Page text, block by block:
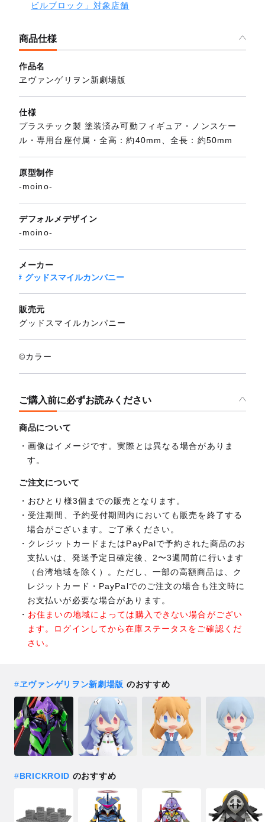
ビルブロック」対象店舗
商品仕様
作品名
ヱヴァンゲリヲン新劇場版
仕様
プラスチック製 塗装済み可動フィギュア・ノンスケー
ル・専用台座付属・全高：約40mm、全長：約50mm
原型制作
-moino-
デフォルメデザイン
-moino-
メーカー
グッドスマイルカンパニー
販売元
グッドスマイルカンパニー
©カラー
ご購入前に必ずお読みください
商品について
画像はイメージです。実際とは異なる場合がありま
す。
ご注文について
おひとり様3個までの販売となります。
受注期間、予約受付期間内においても販売を終了する
場合がございます。ご了承ください。
クレジットカードまたはPayPalで予約された商品のお
支払いは、発送予定日確定後、2〜3週間前に行います
（台湾地域を除く）。ただし、一部の高額商品は、ク
レジットカード・PayPalでのご注文の場合も注文時に
お支払いが必要な場合があります。
お住まいの地域によっては購入できない場合がござい
ます。ログインしてから在庫ステータスをご確認くだ
さい。
#ヱヴァンゲリヲン新劇場版 のおすすめ
#BRICKROID のおすすめ